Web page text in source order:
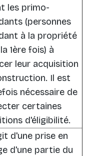
les primo-
(personnes
à la propriété
1ère fois) à
leur acquisition
Il est
nécessaire de
certaines
d'éligibilité.
d'une prise en
d'une partie du